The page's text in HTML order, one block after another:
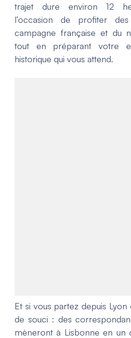
trajet dure environ 12
l’occasion de profiter
campagne française et du
tout en préparant votre
historique qui vous attend.
Et si vous partez depuis Lyon
de souci : des
mèneront à Lisbonne en un